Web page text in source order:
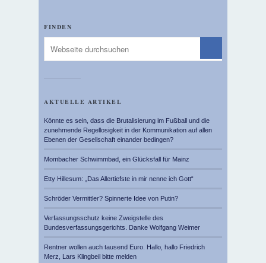
FINDEN
AKTUELLE ARTIKEL
Könnte es sein, dass die Brutalisierung im Fußball und die
zunehmende Regellosigkeit in der Kommunikation auf allen
Ebenen der Gesellschaft einander bedingen?
Mombacher Schwimmbad, ein Glücksfall für Mainz
Etty Hillesum: „Das Allertiefste in mir nenne ich Gott“
Schröder Vermittler? Spinnerte Idee von Putin?
Verfassungsschutz keine Zweigstelle des
Bundesverfassungsgerichts. Danke Wolfgang Weimer
Rentner wollen auch tausend Euro. Hallo, hallo Friedrich
Merz, Lars Klingbeil bitte melden